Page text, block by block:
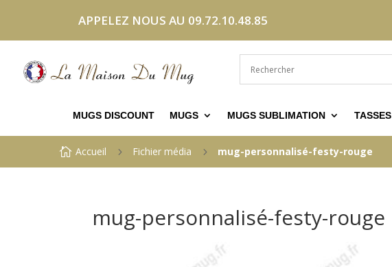
APPELEZ NOUS AU 09.72.10.48.85
MUGS DISCOUNT MUGS MUGS SUBLIMATION TASSES
 Accueil 5 Fichier média 5 mug-personnalisé-festy-rouge
mug-personnalisé-festy-rouge